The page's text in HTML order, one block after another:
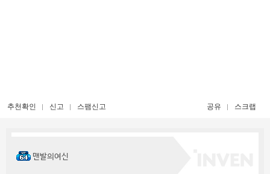
추천확인 신고 스팸신고 공유 스크랩
맨발의여신